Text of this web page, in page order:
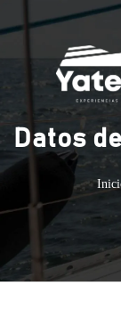
Saltar al
Datos